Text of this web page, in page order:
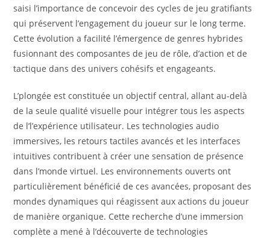
saisi l’importance de concevoir des cycles de jeu gratifiants
qui préservent l’engagement du joueur sur le long terme.
Cette évolution a facilité l’émergence de genres hybrides
fusionnant des composantes de jeu de rôle, d’action et de
tactique dans des univers cohésifs et engageants.
L’plongée est constituée un objectif central, allant au-delà
de la seule qualité visuelle pour intégrer tous les aspects
de l’l’expérience utilisateur. Les technologies audio
immersives, les retours tactiles avancés et les interfaces
intuitives contribuent à créer une sensation de présence
dans l’monde virtuel. Les environnements ouverts ont
particulièrement bénéficié de ces avancées, proposant des
mondes dynamiques qui réagissent aux actions du joueur
de manière organique. Cette recherche d’une immersion
complète a mené à l’découverte de technologies